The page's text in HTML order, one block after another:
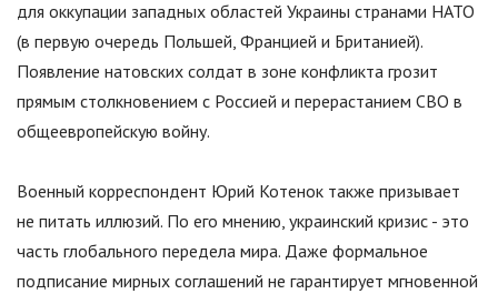
для оккупации западных областей Украины странами НАТО
(в первую очередь Польшей, Францией и Британией).
Появление натовских солдат в зоне конфликта грозит
прямым столкновением с Россией и перерастанием СВО в
общеевропейскую войну.
Военный корреспондент Юрий Котенок также призывает
не питать иллюзий. По его мнению, украинский кризис - это
часть глобального передела мира. Даже формальное
подписание мирных соглашений не гарантирует мгновенной